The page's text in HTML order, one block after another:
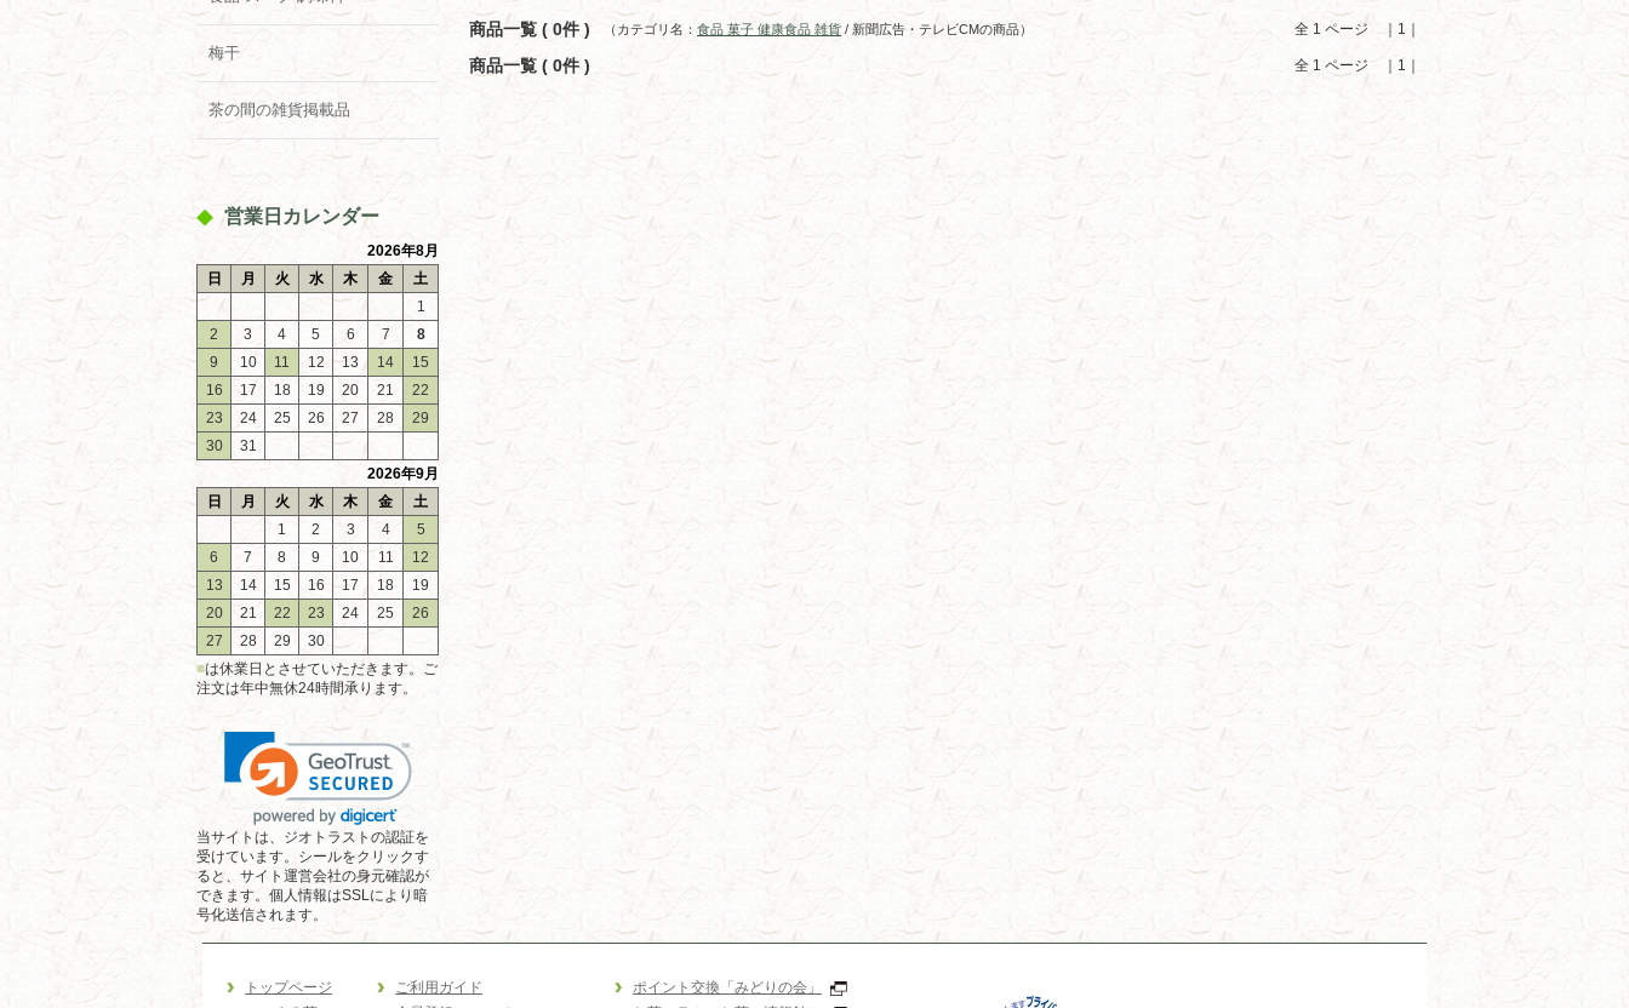
梅干
茶の間の雑貨掲載品
営業日カレンダー
2026年8月
日
月 火 水 木 金
土
1
2
3 4 5 6 7
8
9
10 11 12 13 14
15
16
17 18 19 20 21
22
23
24 25 26 27 28
29
30
31
2026年9月
日
月 火 水 木 金
土
1
2 3 4
5
6
7 8 9 10 11
12
13
14 15 16 17 18
19
20
21 22 23 24 25
26
27
28 29
30
■は休業日とさせていただきます。ご
注文は年中無休24時間承ります。
当サイトは、ジオトラストの認証を
受けています。シールをクリックす
ると、サイト運営会社の身元確認が
できます。個人情報はSSLにより暗
号化送信されます。
商品一覧 ( 0件 ) 全 1 ページ ｜1｜
（カテゴリ名： 食品 菓子 健康食品 雑貨 / 新聞広告・テレビCMの商品）
商品一覧 ( 0件 ) 全 1 ページ ｜1｜
トップページ
ご利用ガイド
ポイント交換「みどりの会」